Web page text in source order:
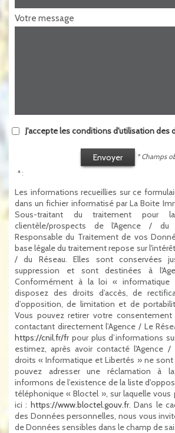
Votre message
J'accepte les conditions d'utilisation des
Envoyer * Champs
* :
Les informations recueillies sur ce
dans un fichier informatisé par La Boite
Sous-traitant du traitement pour
clientèle/prospects de l'Agence / du
Responsable du Traitement de vos
base légale du traitement repose sur
/ du Réseau. Elles sont conservées
suppression et sont destinées à
Conformément à la loi « informatique
disposez des droits d’accès, de
d’opposition, de limitation et de
Vous pouvez retirer votre
contactant directement l’Agence / Le
https://cnil.fr/frpour plus d’informations
estimez, après avoir contacté l'Agence /
droits « Informatique et Libertés » ne sont
pouvez adresser une réclamation à
informons de l’existence de la liste
téléphonique « Bloctel », sur laquelle vous
ici : https://www.bloctel.gouv.fr. Dans le
des Données personnelles, nous vous
de Données sensibles dans le champ de